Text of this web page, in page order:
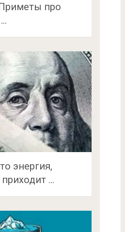
про
энергия,
…